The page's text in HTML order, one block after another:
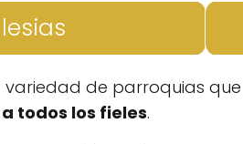
de parroquias
todos los fieles.